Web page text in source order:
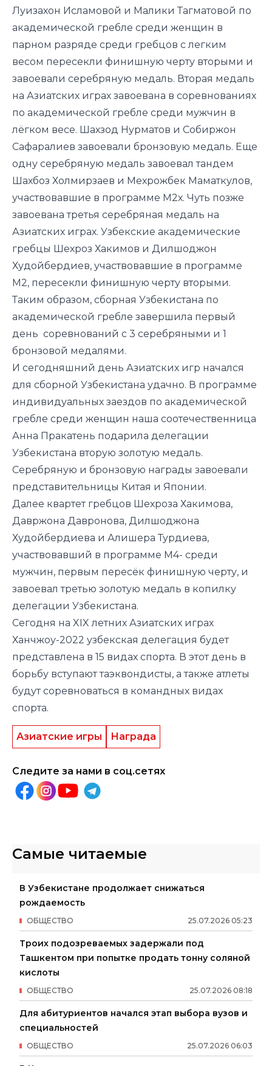
Луизахон Исламовой и Малики Тагматовой по
академической гребле среди женщин в
парном разряде среди гребцов с легким
весом пересекли финишную черту вторыми и
завоевали серебряную медаль. Вторая медаль
на Азиатских играх завоевана в соревнованиях
по академической гребле среди мужчин в
лёгком весе. Шахзод Нурматов и Собиржон
Сафаралиев завоевали бронзовую медаль. Еще
одну серебряную медаль завоевал тандем
Шахбоз Холмирзаев и Мехрожбек Маматкулов,
участвовавшие в программе M2х. Чуть позже
завоевана третья серебряная медаль на
Азиатских играх. Узбекские академические
гребцы Шехроз Хакимов и Дилшоджон
Худойбердиев, участвовавшие в программе
M2, пересекли финишную черту вторыми.
Таким образом, сборная Узбекистана по
академической гребле завершила первый
день соревнований с 3 серебряными и 1
бронзовой медалями.
И сегодняшний день Азиатских игр начался
для сборной Узбекистана удачно. В программе
индивидуальных заездов по академической
гребле среди женщин наша соотечественница
Анна Пракатень подарила делегации
Узбекистана вторую золотую медаль.
Серебряную и бронзовую награды завоевали
представительницы Китая и Японии.
Далее квартет гребцов Шехроза Хакимова,
Давржона Давронова, Дилшоджона
Худойбердиева и Алишера Турдиева,
участвовавший в программе М4- среди
мужчин, первым пересёк финишную черту, и
завоевал третью золотую медаль в копилку
делегации Узбекистана.
Сегодня на XIX летних Азиатских играх
Ханчжоу-2022 узбекская делегация будет
представлена в 15 видах спорта. В этот день в
борьбу вступают таэквондисты, а также атлеты
будут соревноваться в командных видах
спорта.
Азиатские игры Награда
Следите за нами в соц.сетях
Самые читаемые
В Узбекистане продолжает снижаться
рождаемость
25.07.2026 05:23
ОБЩЕСТВО
Троих подозреваемых задержали под
Ташкентом при попытке продать тонну соляной
кислоты
25.07.2026 08:18
ОБЩЕСТВО
Для абитуриентов начался этап выбора вузов и
специальностей
25.07.2026 06:03
ОБЩЕСТВО